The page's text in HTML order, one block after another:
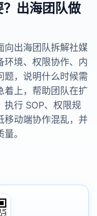
出海团队做
向出海团队拆解社媒
环境、权限协作、内
题，说明什么时候需
着上，帮助团队在扩
执行 SOP、权限规
移动端协作混乱，并
。